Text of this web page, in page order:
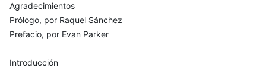
Agradecimientos
Prólogo, por Raquel Sánchez
Prefacio, por Evan Parker
Introducción